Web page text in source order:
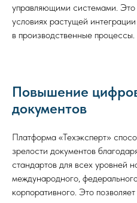
управляющими системами. Это
условиях растущей
в производственные процессы.
Повышение
документов
Платформа «Техэксперт»
зрелости документов
стандартов для всех уровней
международного,
корпоративного. Это